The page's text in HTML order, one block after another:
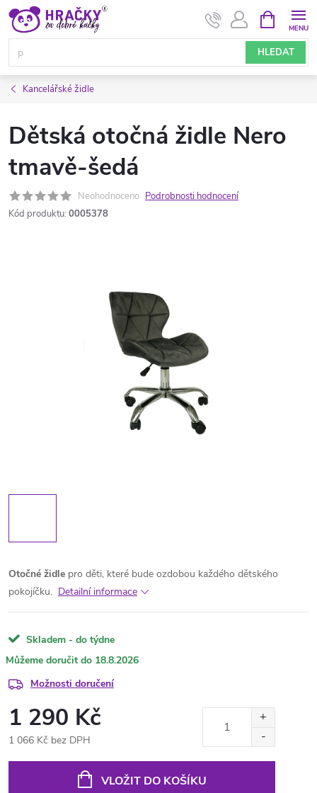
Přejít
obsah
HLEDAT
NÁKUPNÍ
KOŠÍK
Kancelářské židle
Dětská otočná židle Nero
tmavě-šedá
Neohodnoceno Podrobnosti hodnocení
Kód produktu: 0005378
Otočné židle pro děti, které bude ozdobou každého dětského
pokojíčku. Detailní informace
Skladem - do týdne
18.8.2026
Možnosti doručení
1 290 Kč
1 066 Kč bez DPH
VLOŽIT DO KOŠÍKU